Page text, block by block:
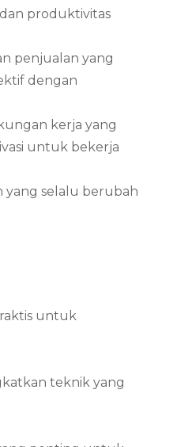
produktivitas
penjualan yang
dengan
kerja yang
untuk bekerja
yang selalu berubah
untuk
teknik yang